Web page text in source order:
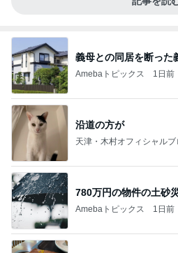
義母との同居を断った
Amebaトピックス 1日前
沿道の方が
天津・木村オフィシャルブ
780万円の物件の土砂
Amebaトピックス 1日前